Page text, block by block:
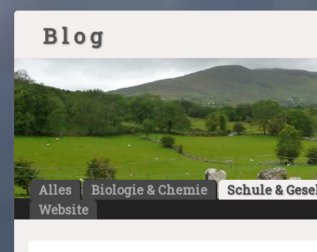
B l o g
Alles Biologie & Chemie
Schule &
Website